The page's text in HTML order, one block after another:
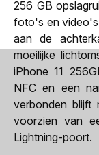
256 GB
foto's en video's
aan de
moeilijke
iPhone 11
NFC en een
verbonden
voorzien van
Lightning-poort.